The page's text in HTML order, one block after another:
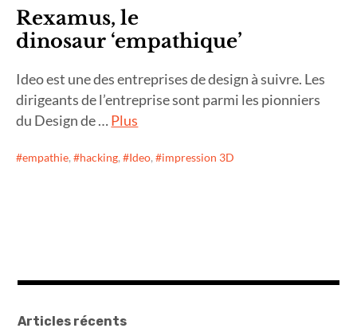
Rexamus, le
dinosaur ‘empathique’
Ideo est une des entreprises de design à suivre. Les
dirigeants de l’entreprise sont parmi les pionniers
du Design de …Plus
empathie, hacking, Ideo, impression 3D
Articles récents